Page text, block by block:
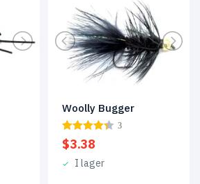
Woolly Bugger
3
$3.38
I lager